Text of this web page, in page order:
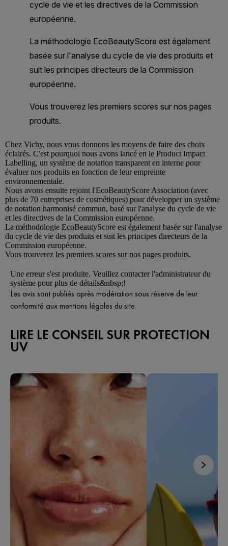
Chez Vichy, nous vous donnons les moyens de faire des choix
éclairés. C'est pourquoi nous avons lancé en le Product Impact
Labelling, un système de notation transparent en interne pour
évaluer nos produits en fonction de leur empreinte
environnementale.
Nous avons ensuite rejoint l'EcoBeautyScore Association (avec
plus de 70 entreprises de cosmétiques) pour développer un système
de notation harmonisé commun, basé sur l'analyse du cycle de vie
et les directives de la Commission européenne.
La méthodologie EcoBeautyScore est également basée sur l'analyse
du cycle de vie des produits et suit les principes directeurs de la
Commission européenne.
Vous trouverez les premiers scores sur nos pages produits.
Une erreur s'est produite. Veuillez contacter l'administrateur du
système pour plus de détails&nbsp;!
Les avis sont publiés après modération sous réserve de leur
conformité aux mentions légales du site.
LIRE LE CONSEIL SUR PROTECTION
UV